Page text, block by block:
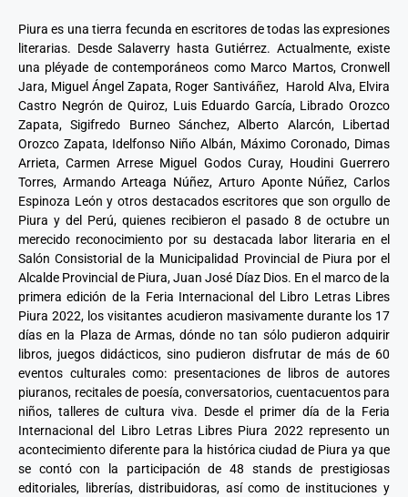
Piura es una tierra fecunda en escritores de todas las expresiones
literarias. Desde Salaverry hasta Gutiérrez. Actualmente, existe
una pléyade de contemporáneos como Marco Martos, Cronwell
Jara, Miguel Ángel Zapata, Roger Santiváñez, Harold Alva, Elvira
Castro Negrón de Quiroz, Luis Eduardo García, Librado Orozco
Zapata, Sigifredo Burneo Sánchez, Alberto Alarcón, Libertad
Orozco Zapata, Idelfonso Niño Albán, Máximo Coronado, Dimas
Arrieta, Carmen Arrese Miguel Godos Curay, Houdini Guerrero
Torres, Armando Arteaga Núñez, Arturo Aponte Núñez, Carlos
Espinoza León y otros destacados escritores que son orgullo de
Piura y del Perú, quienes recibieron el pasado 8 de octubre un
merecido reconocimiento por su destacada labor literaria en el
Salón Consistorial de la Municipalidad Provincial de Piura por el
Alcalde Provincial de Piura, Juan José Díaz Dios. En el marco de la
primera edición de la Feria Internacional del Libro Letras Libres
Piura 2022, los visitantes acudieron masivamente durante los 17
días en la Plaza de Armas, dónde no tan sólo pudieron adquirir
libros, juegos didácticos, sino pudieron disfrutar de más de 60
eventos culturales como: presentaciones de libros de autores
piuranos, recitales de poesía, conversatorios, cuentacuentos para
niños, talleres de cultura viva. Desde el primer día de la Feria
Internacional del Libro Letras Libres Piura 2022 represento un
acontecimiento diferente para la histórica ciudad de Piura ya que
se contó con la participación de 48 stands de prestigiosas
editoriales, librerías, distribuidoras, así como de instituciones y